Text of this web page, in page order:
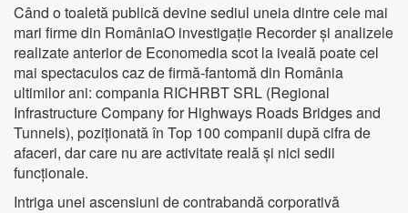
Când o toaletă publică devine sediul uneia dintre cele mai
mari firme din RomâniaO investigație Recorder și analizele
realizate anterior de Economedia scot la iveală poate cel
mai spectaculos caz de firmă-fantomă din România
ultimilor ani: compania RICHRBT SRL (Regional
Infrastructure Company for Highways Roads Bridges and
Tunnels), poziționată în Top 100 companii după cifra de
afaceri, dar care nu are activitate reală și nici sedii
funcționale.
Intriga unei ascensiuni de contrabandă corporativă